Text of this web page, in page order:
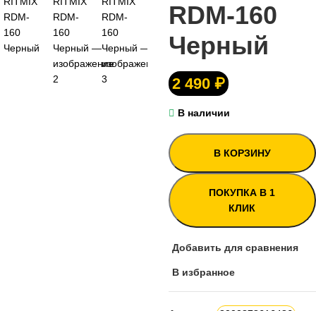
RDM-160
Черный
2 490 ₽
В наличии
В КОРЗИНУ
ПОКУПКА В 1
КЛИК
Добавить для сравнения
В избранное